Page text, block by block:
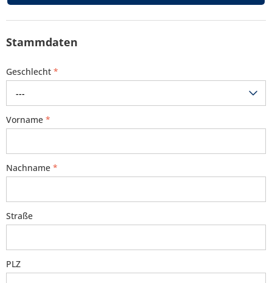
Stammdaten
Geschlecht *
---
Vorname *
Nachname *
Straße
PLZ